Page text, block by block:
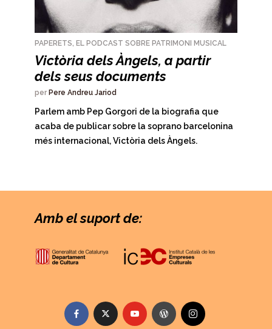
PAPERETS, EL PODCAST SOBRE PATRIMONI MUSICAL
Victòria dels Àngels, a partir
dels seus documents
per Pere Andreu Jariod
Parlem amb Pep Gorgori de la biografia que
acaba de publicar sobre la soprano barcelonina
més internacional, Victòria dels Àngels.
Amb el suport de: